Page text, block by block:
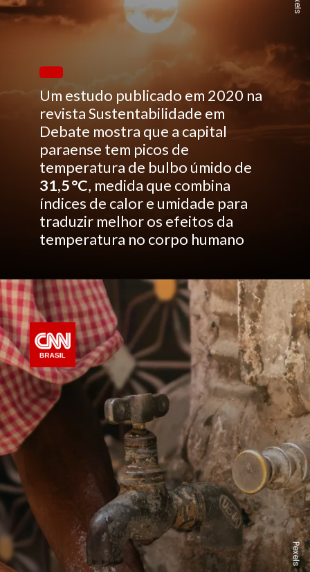
Um estudo publicado em 2020 na
revista Sustentabilidade em
Debate mostra que a capital
paraense tem picos de
temperatura de bulbo úmido de
31,5 °C, medida que combina
índices de calor e umidade para
traduzir melhor os efeitos da
temperatura no corpo humano
Pexels